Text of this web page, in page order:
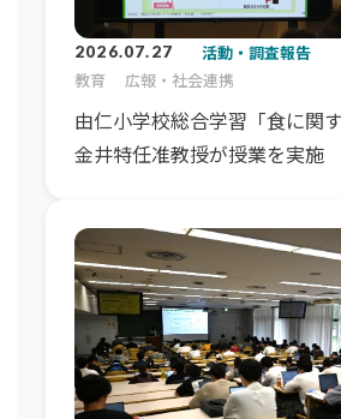
2026.07.27
活動・調査報告
教育
広報・社会連携
由仁小学校総合学習「食に関
金井特任准教授が授業を実施